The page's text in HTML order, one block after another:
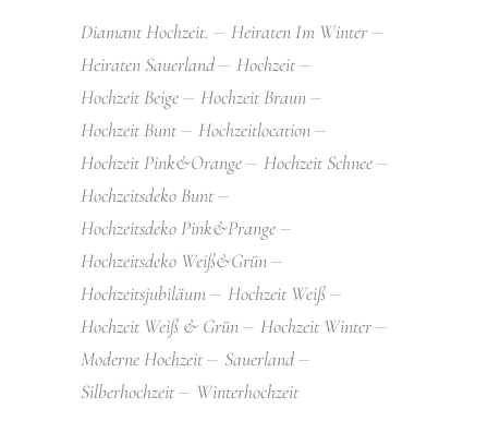
Diamant Hochzeit.
Heiraten Im Winter
Heiraten Sauerland
Hochzeit
Hochzeit Beige
Hochzeit Braun
Hochzeit Bunt
Hochzeitlocation
Hochzeit Pink&orange
Hochzeit Schnee
Hochzeitsdeko Bunt
Hochzeitsdeko Pink&prange
Hochzeitsdeko Weiß&grün
Hochzeitsjubiläum
Hochzeit Weiß
Hochzeit Weiß & Grün
Hochzeit Winter
Moderne Hochzeit
Sauerland
Silberhochzeit
Winterhochzeit